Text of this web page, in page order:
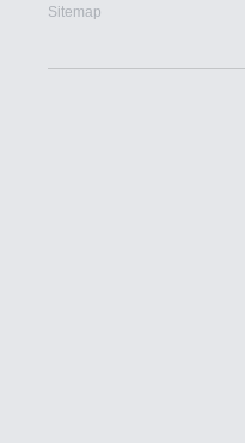
Sitemap